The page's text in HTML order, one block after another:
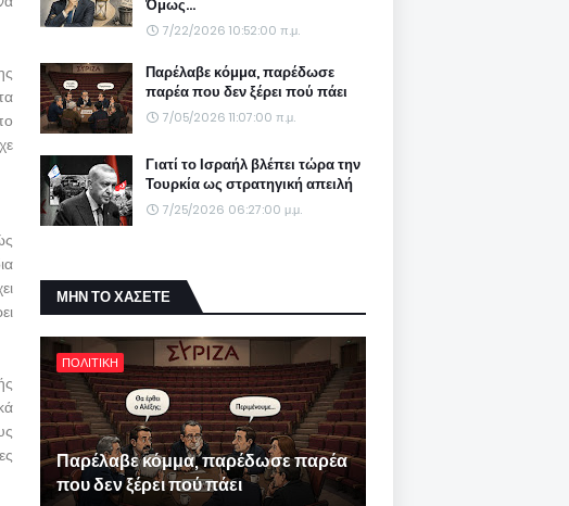
Όμως...
7/22/2026 10:52:00 π.μ.
Παρέλαβε κόμμα, παρέδωσε
παρέα που δεν ξέρει πού πάει
7/05/2026 11:07:00 π.μ.
Γιατί το Ισραήλ βλέπει τώρα την
Τουρκία ως στρατηγική απειλή
7/25/2026 06:27:00 μ.μ.
ΜΗΝ ΤΟ ΧΑΣΕΤΕ
ΠΟΛΙΤΙΚΗ
Παρέλαβε κόμμα, παρέδωσε παρέα
που δεν ξέρει πού πάει